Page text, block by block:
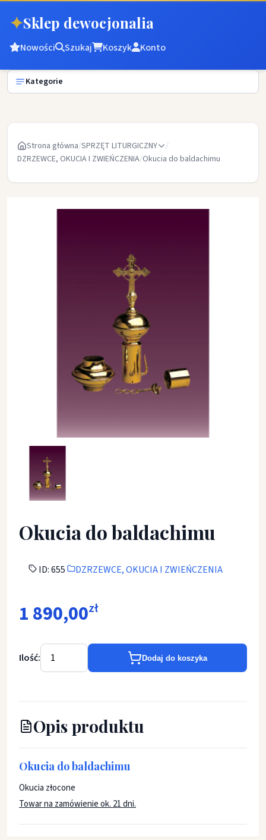
✦Sklep dewocjonalia
Nowości Szukaj Koszyk Konto
Kategorie
Strona główna/SPRZĘT LITURGICZNY
/
DZRZEWCE, OKUCIA I ZWIEŃCZENIA/Okucia do baldachimu
Okucia do baldachimu - DZRZEWCE, OKUCIA I
Okucia do baldachimu
ID: 655 DZRZEWCE, OKUCIA I ZWIEŃCZENIA
1 890,00zł
Ilość: Dodaj do koszyka
Opis produktu
Okucia do baldachimu
Okucia złocone
Towar na zamówienie ok. 21 dni.